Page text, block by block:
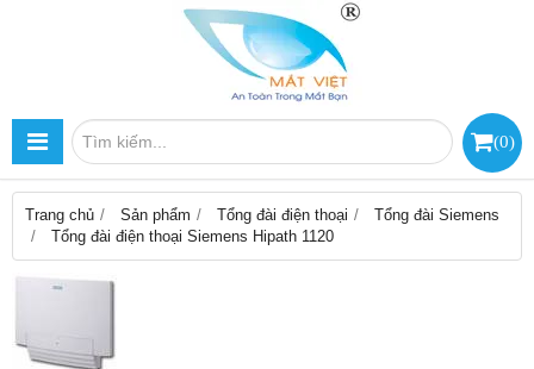
(0)
Trang chủ Sản phẩm Tổng đài điện thoại
Tổng đài Siemens
Tổng đài điện thoại Siemens Hipath 1120